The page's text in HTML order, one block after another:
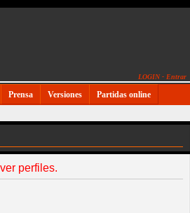
LOGIN - Entrar
Prensa Versiones Partidas online
perfiles.